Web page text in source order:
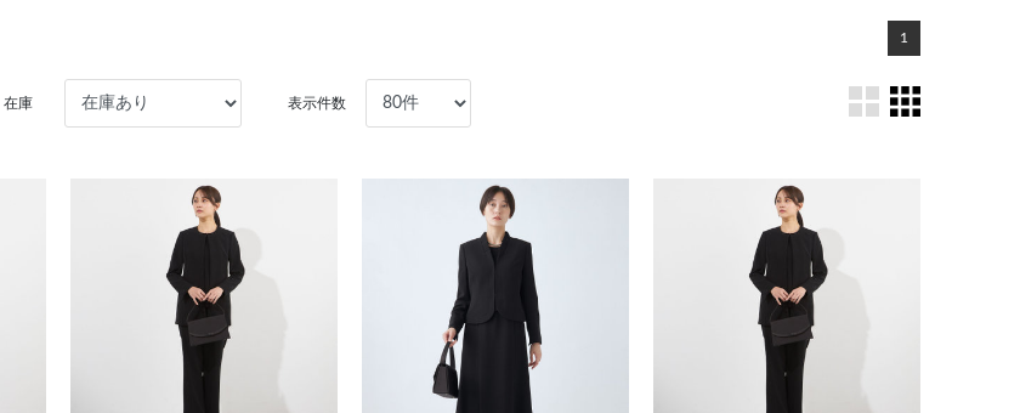
1
在庫 表示件数